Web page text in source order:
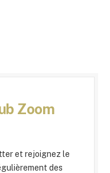
Zoom
et rejoignez le
des